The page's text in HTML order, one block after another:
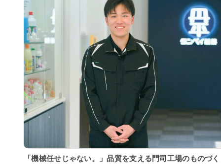
「機械任せじゃない。」品質を支える門司工場のものづく